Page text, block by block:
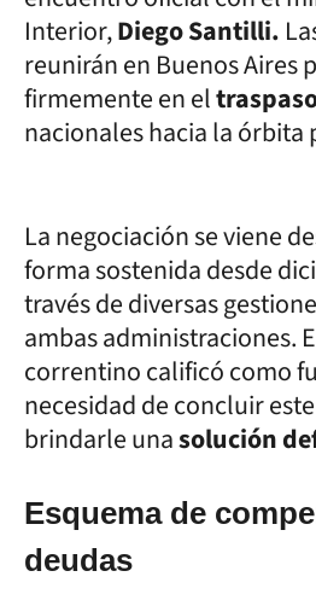
Interior,Diego Santilli.
reunirán en Buenos Aires
firmemente en el
nacionales hacia la órbita
La negociación se viene
forma sostenida desde
través de diversas
ambas administraciones.
correntino calificó como
necesidad de concluir
brindarle unasolución
Esquema de
deudas